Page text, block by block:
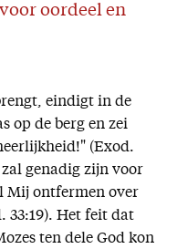
oordeel en
eindigt in de
op de berg en zei
(Exod.
genadig zijn voor
Mij ontfermen over
33:19). Het feit dat
ten dele God kon